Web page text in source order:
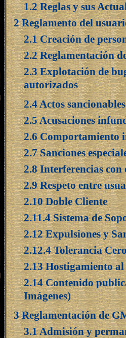
1.2 Reglas y sus
2 Reglamento del
2.1 Creación de
2.2 Reglamentación
2.3 Explotación de
autorizados
2.4 Actos sancionables
2.5 Acusaciones
2.6 Comportamiento
2.7 Sanciones
2.8 Interferencias
2.9 Respeto entre
2.10 Doble Cliente
2.11.4 Sistema de
2.12 Expulsiones y
2.12.4 Tolerancia
2.13 Hostigamiento
2.14 Contenido
Imágenes)
3 Reglamentación de
3.1 Admisión y